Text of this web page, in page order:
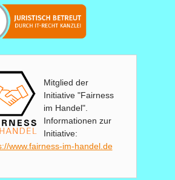
Mitglied der
Initiative "Fairness
im Handel".
Informationen zur
Initiative:
www.fairness-im-handel.de